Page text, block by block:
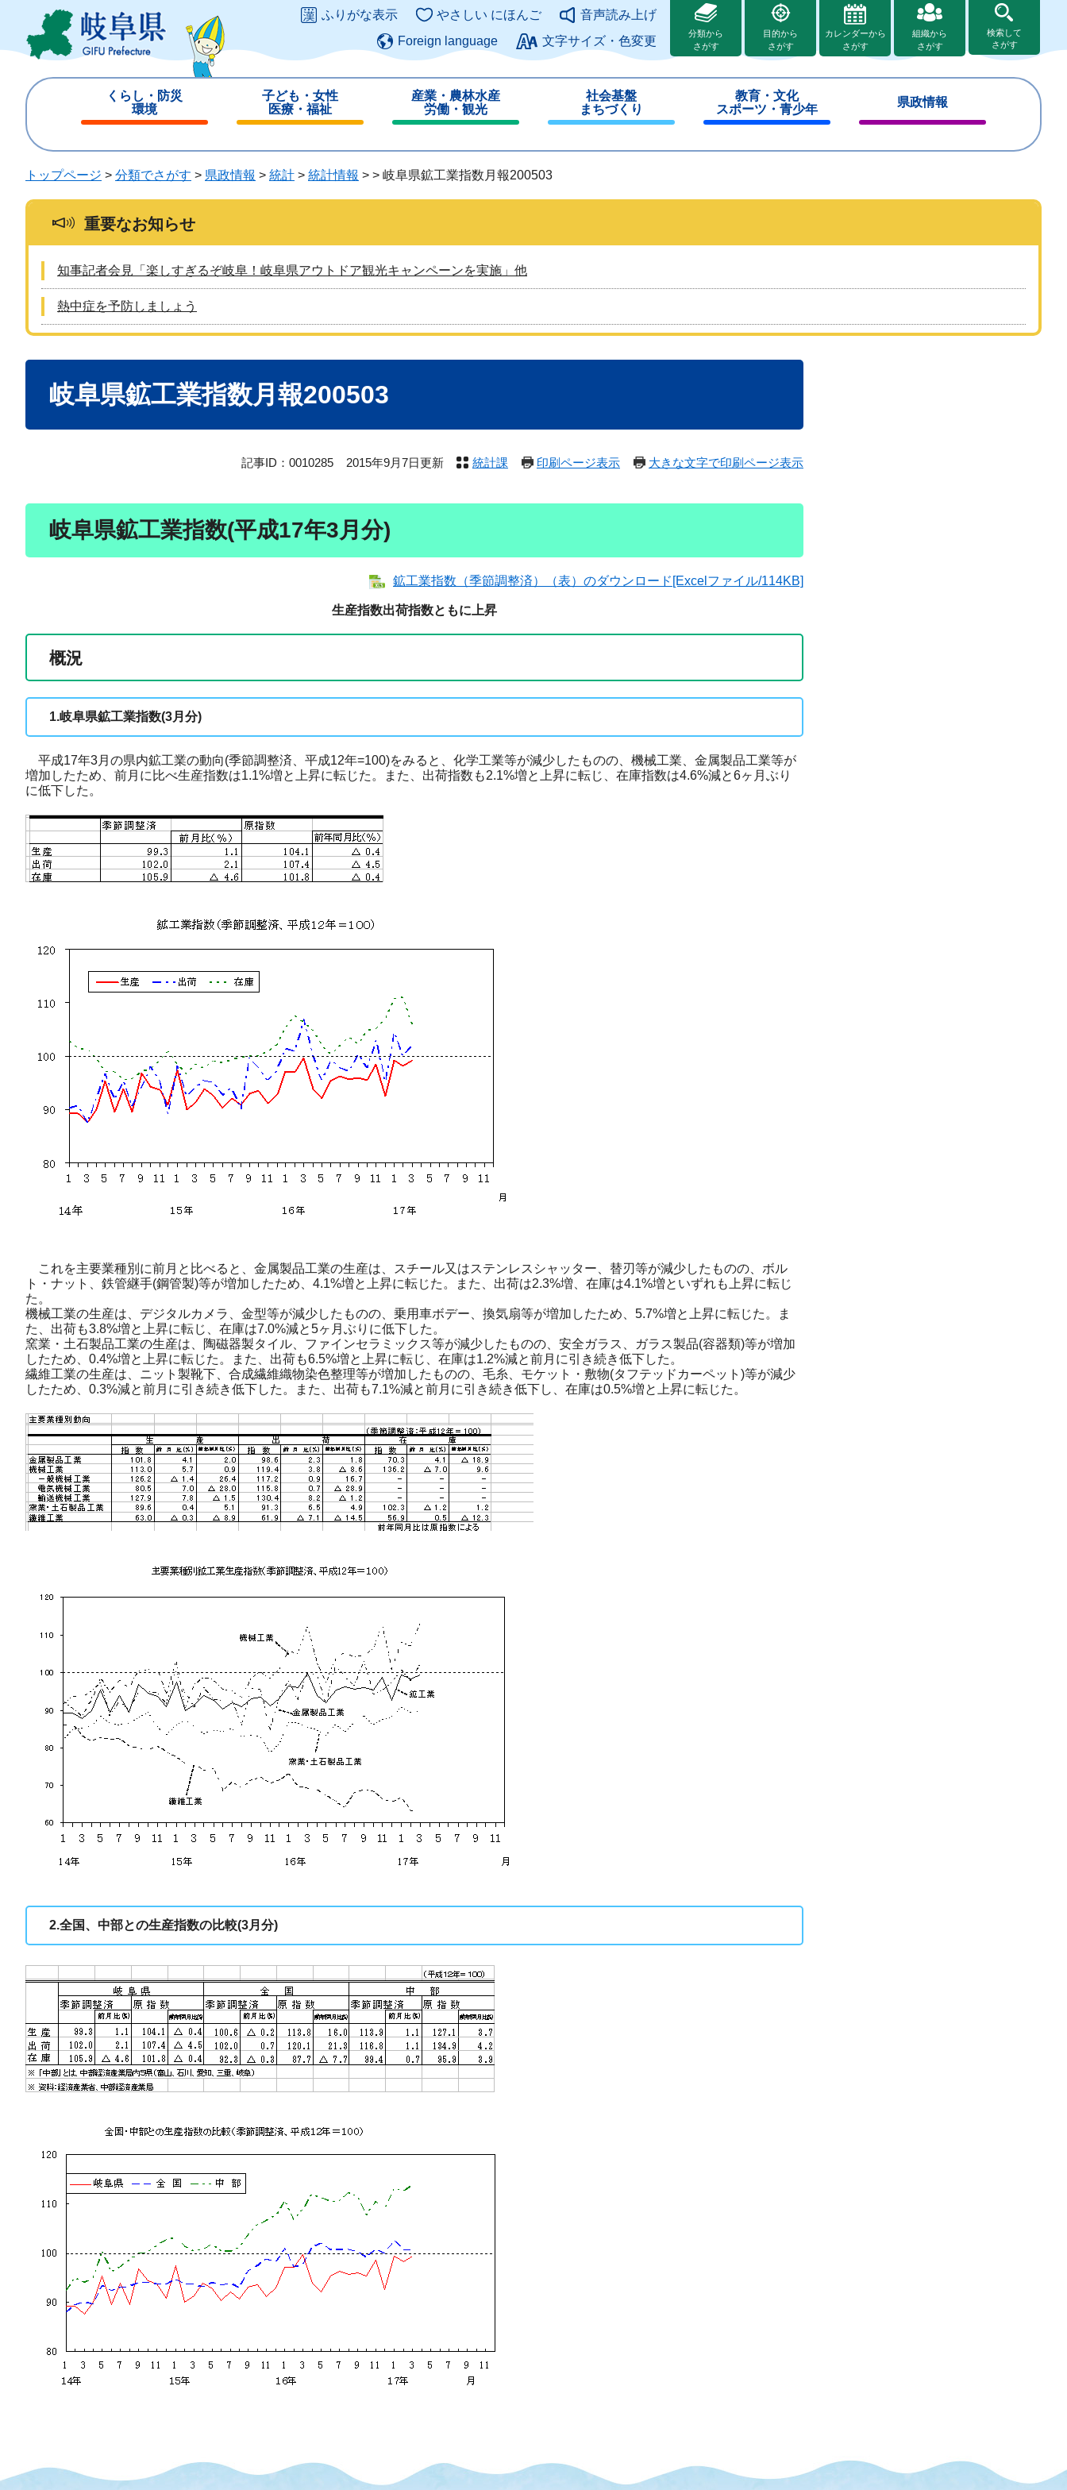
ジ
ュ
このページの本文へ
ふりがな表示 やさしい にほんご
音声読み上げ
Foreign language
文字サイズ・色変更
分類から
さがす
目的から
さがす
カレンダーから
さがす
組織から
さがす
検索して
さがす
くらし・防災
環境
じ
子ども・女性
医療・福祉
じ
る
産業・農林水産
労働・観光
じ
る
社会基盤
まちづくり
じ
る
教育・文化
スポーツ・青少年
じ
県政情報
じ
トップページ > 分類でさがす > 県政情報 > 統計 > 統計情報 > > 岐阜県鉱工業指数月報200503
重要なお知らせ
知事記者会見「楽しすぎるぞ岐阜！岐阜県アウトドア観光キャンペーンを実施」他
熱中症を予防しましょう
岐阜県鉱工業指数月報200503
記事ID：0010285 2015年9月7日更新 統計課 印刷ページ表示 大きな文字で印刷ページ表示
岐阜県鉱工業指数(平成17年3月分)
鉱工業指数（季節調整済）（表）のダウンロード[Excelファイル/114KB]
生産指数出荷指数ともに上昇
概況
1.岐阜県鉱工業指数(3月分)
平成17年3月の県内鉱工業の動向(季節調整済、平成12年=100)をみると、化学工業等が減少したものの、機械工業、金属製品工業等が
増加したため、前月に比べ生産指数は1.1%増と上昇に転じた。また、出荷指数も2.1%増と上昇に転じ、在庫指数は4.6%減と6ヶ月ぶり
に低下した。
これを主要業種別に前月と比べると、金属製品工業の生産は、スチール又はステンレスシャッター、替刃等が減少したものの、ボル
ト・ナット、鉄管継手(鋼管製)等が増加したため、4.1%増と上昇に転じた。また、出荷は2.3%増、在庫は4.1%増といずれも上昇に転じ
た。
機械工業の生産は、デジタルカメラ、金型等が減少したものの、乗用車ボデー、換気扇等が増加したため、5.7%増と上昇に転じた。ま
た、出荷も3.8%増と上昇に転じ、在庫は7.0%減と5ヶ月ぶりに低下した。
窯業・土石製品工業の生産は、陶磁器製タイル、ファインセラミックス等が減少したものの、安全ガラス、ガラス製品(容器類)等が増加
したため、0.4%増と上昇に転じた。また、出荷も6.5%増と上昇に転じ、在庫は1.2%減と前月に引き続き低下した。
繊維工業の生産は、ニット製靴下、合成繊維織物染色整理等が増加したものの、毛糸、モケット・敷物(タフテッドカーペット)等が減少
したため、0.3%減と前月に引き続き低下した。また、出荷も7.1%減と前月に引き続き低下し、在庫は0.5%増と上昇に転じた。
2.全国、中部との生産指数の比較(3月分)